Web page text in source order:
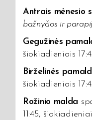
Antrais mėnesio
bažnyčios ir
Gegužinės
šiokiadieniais
Birželinės
šiokiadieniais
Rožinio malda
11:45,